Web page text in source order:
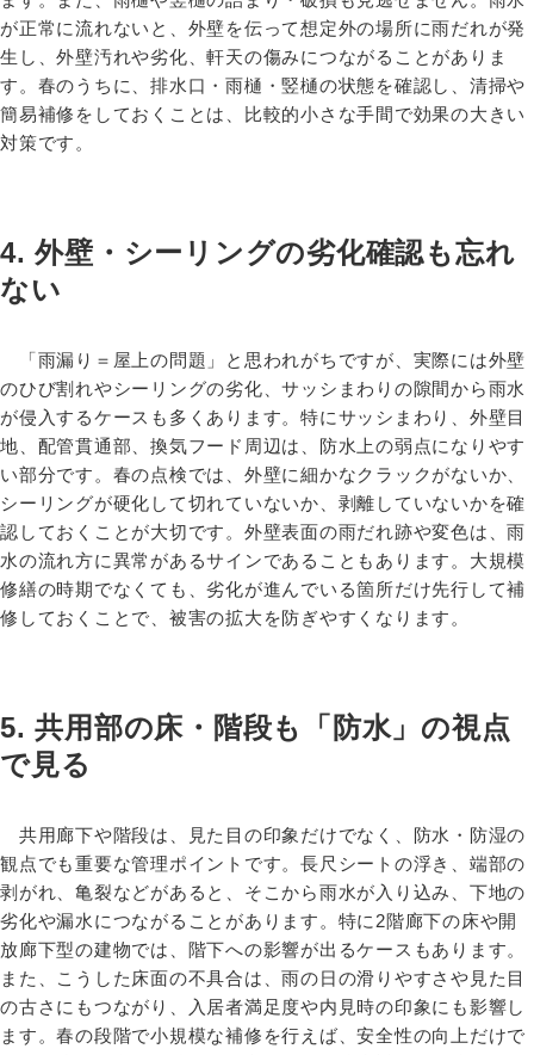
が正常に流れないと、外壁を伝って想定外の場所に雨だれが発
生し、外壁汚れや劣化、軒天の傷みにつながることがありま
す。春のうちに、排水口・雨樋・竪樋の状態を確認し、清掃や
簡易補修をしておくことは、比較的小さな手間で効果の大きい
対策です。
4. 外壁・シーリングの劣化確認も忘れ
ない
「雨漏り＝屋上の問題」と思われがちですが、実際には外壁
のひび割れやシーリングの劣化、サッシまわりの隙間から雨水
が侵入するケースも多くあります。特にサッシまわり、外壁目
地、配管貫通部、換気フード周辺は、防水上の弱点になりやす
い部分です。春の点検では、外壁に細かなクラックがないか、
シーリングが硬化して切れていないか、剥離していないかを確
認しておくことが大切です。外壁表面の雨だれ跡や変色は、雨
水の流れ方に異常があるサインであることもあります。大規模
修繕の時期でなくても、劣化が進んでいる箇所だけ先行して補
修しておくことで、被害の拡大を防ぎやすくなります。
5. 共用部の床・階段も「防水」の視点
で見る
共用廊下や階段は、見た目の印象だけでなく、防水・防湿の
観点でも重要な管理ポイントです。長尺シートの浮き、端部の
剥がれ、亀裂などがあると、そこから雨水が入り込み、下地の
劣化や漏水につながることがあります。特に2階廊下の床や開
放廊下型の建物では、階下への影響が出るケースもあります。
また、こうした床面の不具合は、雨の日の滑りやすさや見た目
の古さにもつながり、入居者満足度や内見時の印象にも影響し
ます。春の段階で小規模な補修を行えば、安全性の向上だけで